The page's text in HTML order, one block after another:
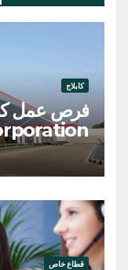
كابلاج
وعاملة
قطاع خاص